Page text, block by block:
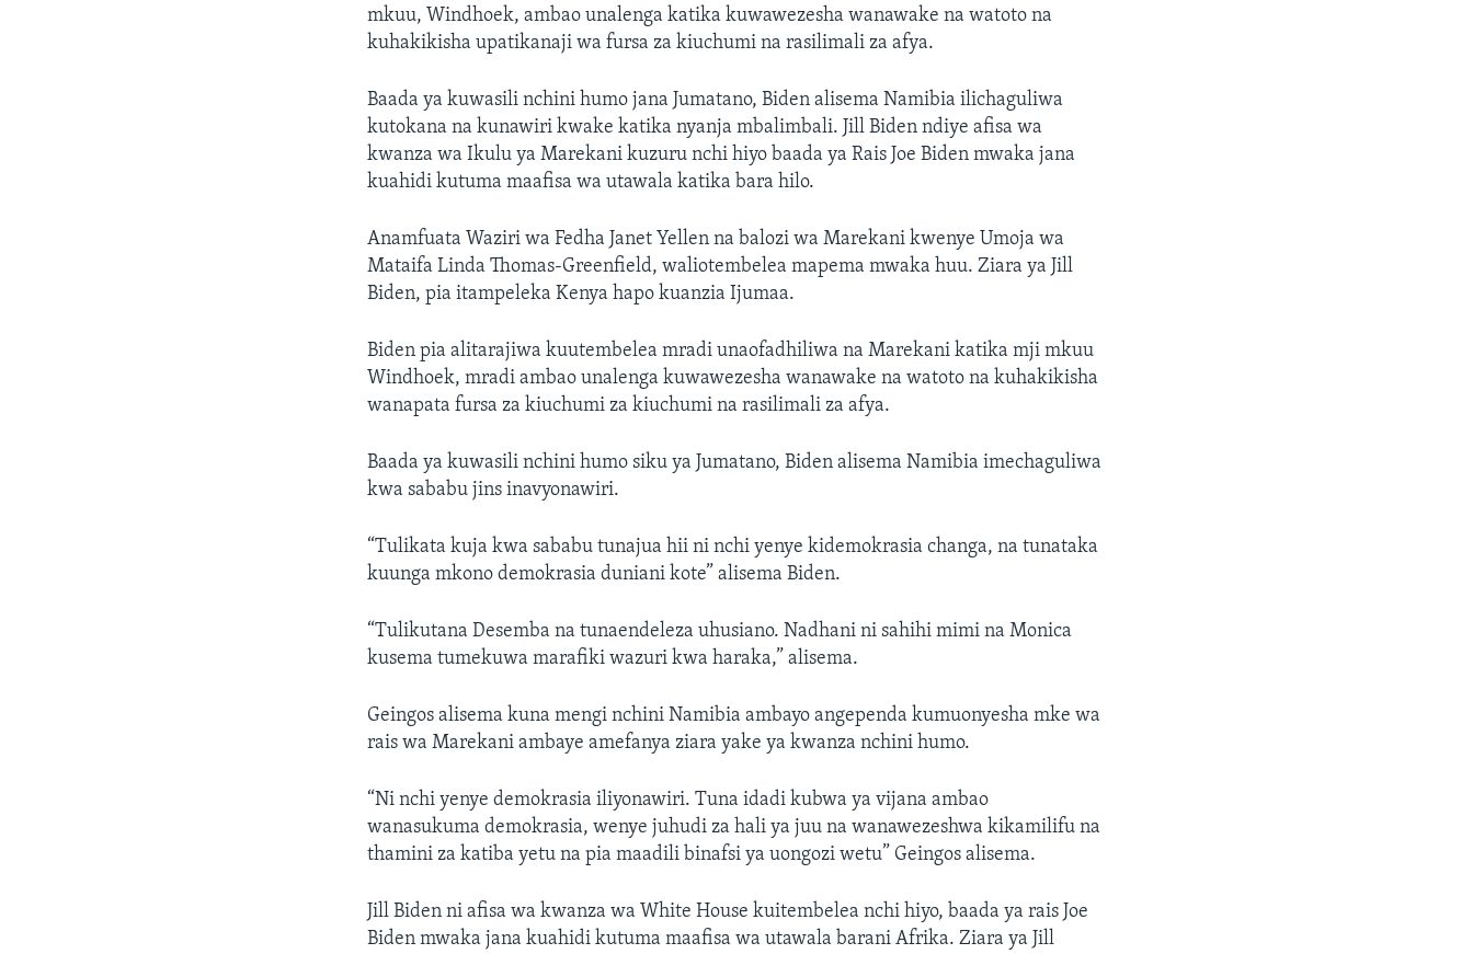
mkuu, Windhoek, ambao unalenga katika kuwawezesha wanawake na watoto na
kuhakikisha upatikanaji wa fursa za kiuchumi na rasilimali za afya.
Baada ya kuwasili nchini humo jana Jumatano, Biden alisema Namibia ilichaguliwa
kutokana na kunawiri kwake katika nyanja mbalimbali. Jill Biden ndiye afisa wa
kwanza wa Ikulu ya Marekani kuzuru nchi hiyo baada ya Rais Joe Biden mwaka jana
kuahidi kutuma maafisa wa utawala katika bara hilo.
Anamfuata Waziri wa Fedha Janet Yellen na balozi wa Marekani kwenye Umoja wa
Mataifa Linda Thomas-Greenfield, waliotembelea mapema mwaka huu. Ziara ya Jill
Biden, pia itampeleka Kenya hapo kuanzia Ijumaa.
Biden pia alitarajiwa kuutembelea mradi unaofadhiliwa na Marekani katika mji mkuu
Windhoek, mradi ambao unalenga kuwawezesha wanawake na watoto na kuhakikisha
wanapata fursa za kiuchumi za kiuchumi na rasilimali za afya.
Baada ya kuwasili nchini humo siku ya Jumatano, Biden alisema Namibia imechaguliwa
kwa sababu jins inavyonawiri.
“Tulikata kuja kwa sababu tunajua hii ni nchi yenye kidemokrasia changa, na tunataka
kuunga mkono demokrasia duniani kote” alisema Biden.
“Tulikutana Desemba na tunaendeleza uhusiano. Nadhani ni sahihi mimi na Monica
kusema tumekuwa marafiki wazuri kwa haraka,” alisema.
Geingos alisema kuna mengi nchini Namibia ambayo angependa kumuonyesha mke wa
rais wa Marekani ambaye amefanya ziara yake ya kwanza nchini humo.
“Ni nchi yenye demokrasia iliyonawiri. Tuna idadi kubwa ya vijana ambao
wanasukuma demokrasia, wenye juhudi za hali ya juu na wanawezeshwa kikamilifu na
thamini za katiba yetu na pia maadili binafsi ya uongozi wetu” Geingos alisema.
Jill Biden ni afisa wa kwanza wa White House kuitembelea nchi hiyo, baada ya rais Joe
Biden mwaka jana kuahidi kutuma maafisa wa utawala barani Afrika. Ziara ya Jill